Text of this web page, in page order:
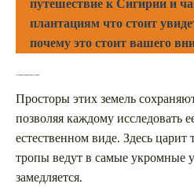
путешествие к Сигирии и
плантациям что стоит
почему это стоит вашего
Особенности заповедных уголков
Просторы этих земель
позволяя каждому исследовать
естественном виде. Здесь
тропы ведут в самые укромные
замедляется.